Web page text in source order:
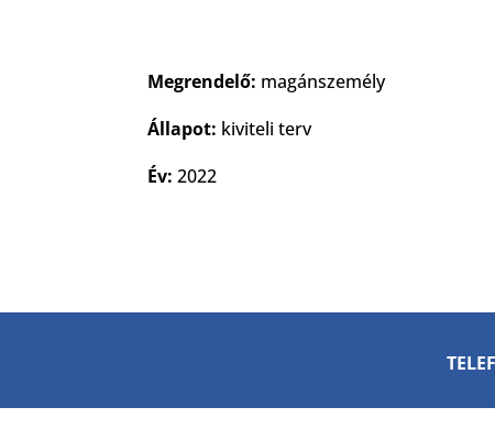
Megrendelő: magánszemély
Állapot: kiviteli terv
Év: 2022